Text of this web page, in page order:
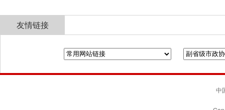
友情链接
中